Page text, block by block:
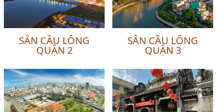
SÂN CẦU LÔNG
QUẬN 2
SÂN CẦU LÔNG
QUẬN 3